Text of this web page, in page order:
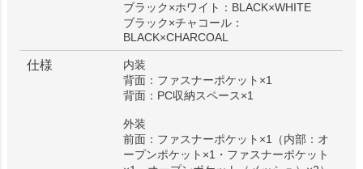
ブラック×ホワイト：BLACK×WHITE
ブラック×チャコール：
BLACK×CHARCOAL
仕様
内装
背面：ファスナーポケット×1
背面：PC収納スペース×1
外装
前面：ファスナーポケット×1（内部：オ
ープンポケット×1・ファスナーポケット